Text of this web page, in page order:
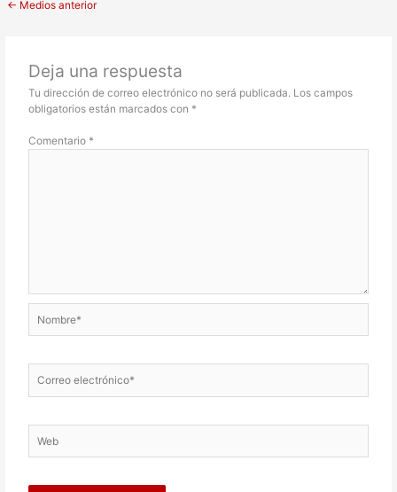
← Medios anterior
Deja una respuesta
Tu dirección de correo electrónico no será publicada. Los campos
obligatorios están marcados con *
Comentario *
electrónico*